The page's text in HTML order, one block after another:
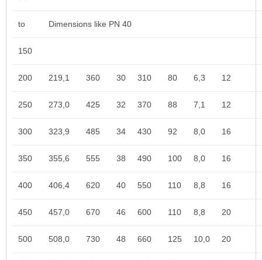
to Dimensions like PN 40
150
200 219,1 360 30 310 80 6,3 12
250 273,0 425 32 370 88 7,1 12
300 323,9 485 34 430 92 8,0 16
350 355,6 555 38 490 100 8,0 16
400 406,4 620 40 550 110 8,8 16
450 457,0 670 46 600 110 8,8 20
500 508,0 730 48 660 125 10,0 20